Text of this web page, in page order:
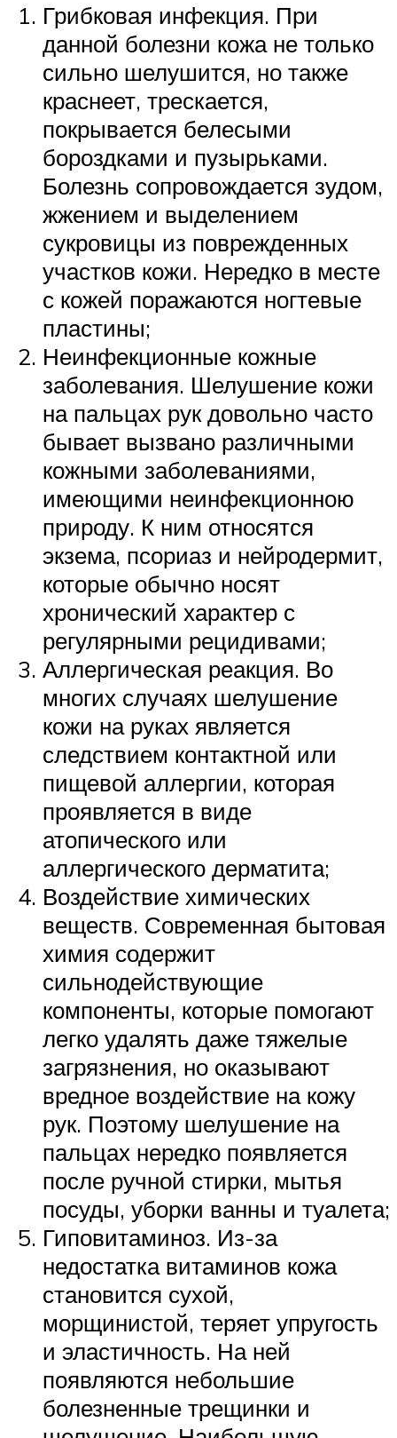
Грибковая инфекция. При
данной болезни кожа не только
сильно шелушится, но также
краснеет, трескается,
покрывается белесыми
бороздками и пузырьками.
Болезнь сопровождается зудом,
жжением и выделением
сукровицы из поврежденных
участков кожи. Нередко в месте
с кожей поражаются ногтевые
пластины;
Неинфекционные кожные
заболевания. Шелушение кожи
на пальцах рук довольно часто
бывает вызвано различными
кожными заболеваниями,
имеющими неинфекционною
природу. К ним относятся
экзема, псориаз и нейродермит,
которые обычно носят
хронический характер с
регулярными рецидивами;
Аллергическая реакция. Во
многих случаях шелушение
кожи на руках является
следствием контактной или
пищевой аллергии, которая
проявляется в виде
атопического или
аллергического дерматита;
Воздействие химических
веществ. Современная бытовая
химия содержит
сильнодействующие
компоненты, которые помогают
легко удалять даже тяжелые
загрязнения, но оказывают
вредное воздействие на кожу
рук. Поэтому шелушение на
пальцах нередко появляется
после ручной стирки, мытья
посуды, уборки ванны и туалета;
Гиповитаминоз. Из-за
недостатка витаминов кожа
становится сухой,
морщинистой, теряет упругость
и эластичность. На ней
появляются небольшие
болезненные трещинки и